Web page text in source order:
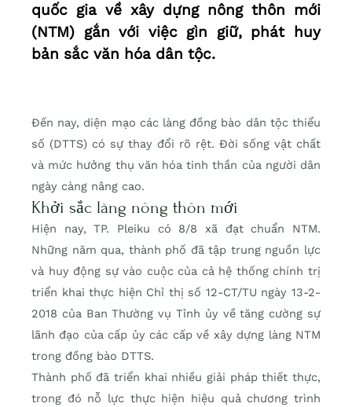
quốc gia về xây dựng nông thôn mới
(NTM) gắn với việc gìn giữ, phát huy
bản sắc văn hóa dân tộc.
Đến nay, diện mạo các làng đồng bào dân tộc thiểu
số (DTTS) có sự thay đổi rõ rệt. Đời sống vật chất
và mức hưởng thụ văn hóa tinh thần của người dân
ngày càng nâng cao.
Khởi sắc làng nông thôn mới
Hiện nay, TP. Pleiku có 8/8 xã đạt chuẩn NTM.
Những năm qua, thành phố đã tập trung nguồn lực
và huy động sự vào cuộc của cả hệ thống chính trị
triển khai thực hiện Chỉ thị số 12-CT/TU ngày 13-2-
2018 của Ban Thường vụ Tỉnh ủy về tăng cường sự
lãnh đạo của cấp ủy các cấp về xây dựng làng NTM
trong đồng bào DTTS.
Thành phố đã triển khai nhiều giải pháp thiết thực,
trong đó nỗ lực thực hiện hiệu quả chương trình